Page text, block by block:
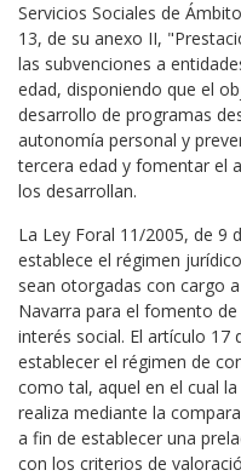
Servicios Sociales de
13, de su anexo II,
las subvenciones a
edad, disponiendo que el
desarrollo de programas
autonomía personal y
tercera edad y fomentar el
los desarrollan.
La Ley Foral 11/2005, de 9
establece el régimen
sean otorgadas con cargo
Navarra para el fomento
interés social. El artículo 17
establecer el régimen de
como tal, aquel en el cual
realiza mediante la
a fin de establecer una
con los criterios de